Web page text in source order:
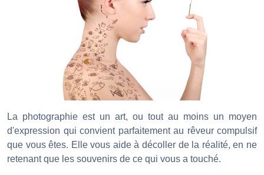
La photographie est un art, ou tout au moins un moyen
d'expression qui convient parfaitement au rêveur compulsif
que vous êtes. Elle vous aide à décoller de la réalité, en ne
retenant que les souvenirs de ce qui vous a touché.